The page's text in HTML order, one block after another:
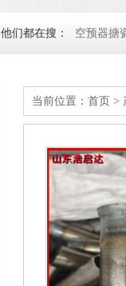
他们都在搜： 空预器搪
当前位置： 首页 >